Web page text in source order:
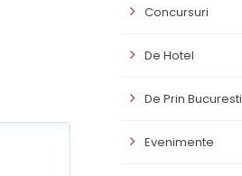
Concursuri
De Hotel
De Prin Bucuresti
Evenimente